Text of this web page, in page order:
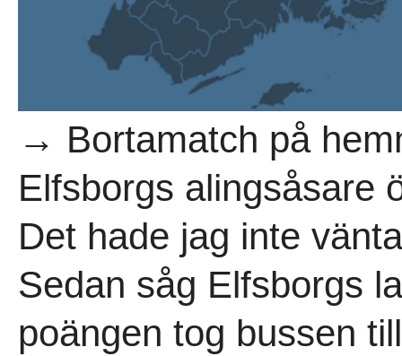
→ Bortamatch på
Elfsborgs alingsåsare
Det hade jag inte
Sedan såg Elfsborgs
poängen tog bussen